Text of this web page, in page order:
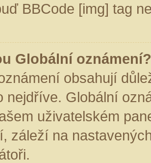
BBCode [img] tag
Globální oznámení?
obsahují
nejdříve. Globální
uživatelském
záleží na